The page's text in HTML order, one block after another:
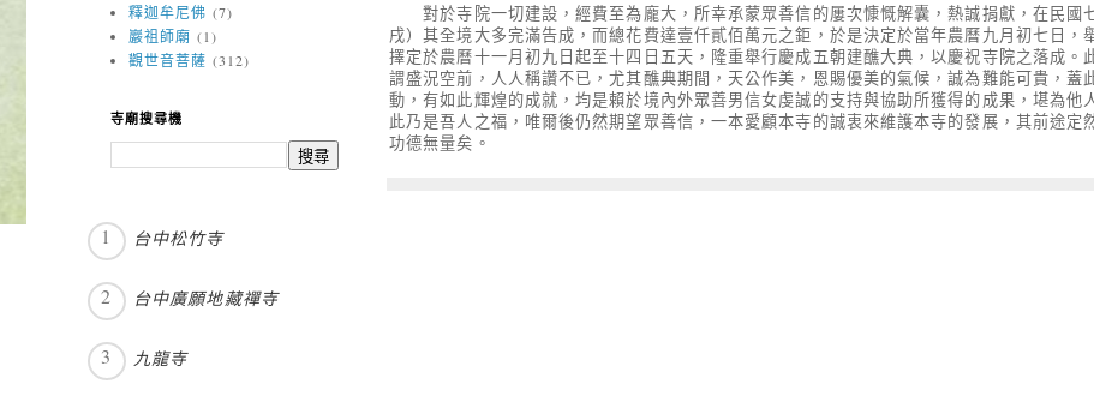
對於寺院一切建設，經費至為龐大，所幸承蒙眾善信的屢次慷慨解囊，熱誠捐獻，在民國
戌）其全境大多完滿告成，而總花費達壹仟貳佰萬元之鉅，於是決定於當年農曆九月初七日，
擇定於農曆十一月初九日起至十四日五天，隆重舉行慶成五朝建醮大典，以慶祝寺院之落成。
謂盛況空前，人人稱讚不已，尤其醮典期間，天公作美，恩賜優美的氣候，誠為難能可貴，蓋
動，有如此輝煌的成就，均是賴於境內外眾善男信女虔誠的支持與協助所獲得的成果，堪為他
此乃是吾人之福，唯爾後仍然期望眾善信，一本愛顧本寺的誠衷來維護本寺的發展，其前途定
功德無量矣。
釋迦牟尼佛 (7)
巖祖師廟 (1)
觀世音菩薩 (312)
寺廟搜尋機
台中松竹寺
台中廣願地藏禪寺
九龍寺